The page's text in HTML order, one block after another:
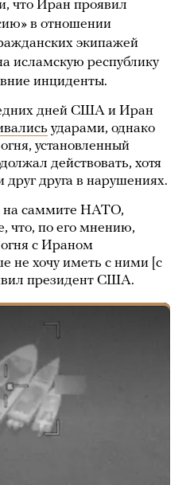
что Иран проявил
в отношении
экипажей
исламскую республику
инциденты.
дней США и Иран
ударами, однако
установленный
действовать, хотя
друг друга в нарушениях.
на саммите НАТО,
что, по его мнению,
с Ираном
не хочу иметь с ними [с
президент США.